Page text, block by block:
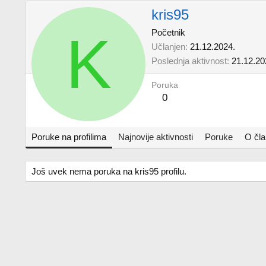
K
kris95
Početnik
Učlanjen 21.12.2024.
Poslednja aktivnost
Poruka
0
Poruke na profilima Najnovije aktivnosti Poruke O
Još uvek nema poruka na kris95 profilu.